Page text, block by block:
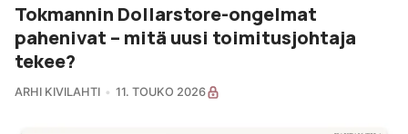
Tokmannin Dollarstore-ongelmat
pahenivat – mitä uusi toimitusjohtaja
tekee?
ARHI KIVILAHTI 11. TOUKO 2026